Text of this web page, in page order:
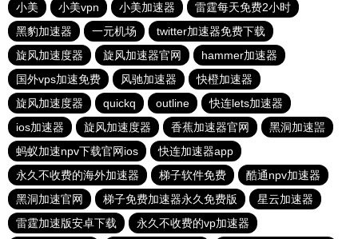
小美
小美vpn 小美加速器
雷霆每天免费2小时
黑豹加速器
一元机场
twitter加速器免费下载
旋风加速度器
旋风加速器官网
hammer加速器
国外vps加速免费
风驰加速器
快橙加速器
旋风加速度器
quickq outline
快连lets加速器
ios加速器
旋风加速度器 香蕉加速器官网
黑洞加速噐
蚂蚁加速npv下载官网ios
快连加速器app
永久不收费的海外加速器
梯子软件免费
酷通npv加速器
黑洞加速官网
梯子免费加速器永久免费版
星云加速器
雷霆加速版安卓下载
永久不收费的vp加速器